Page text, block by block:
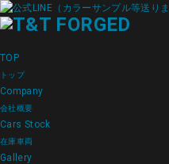
TOP
トップ
Company
会社概要
Cars Stock
在庫車両
Gallery